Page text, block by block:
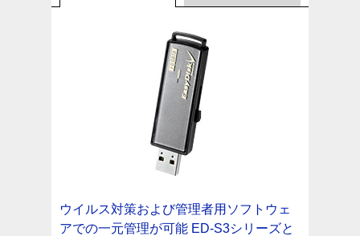
ウイルス対策および管理者用ソフトウェ
アでの一元管理が可能 ED-S3シリーズと